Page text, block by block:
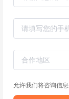
允许我们将咨询信